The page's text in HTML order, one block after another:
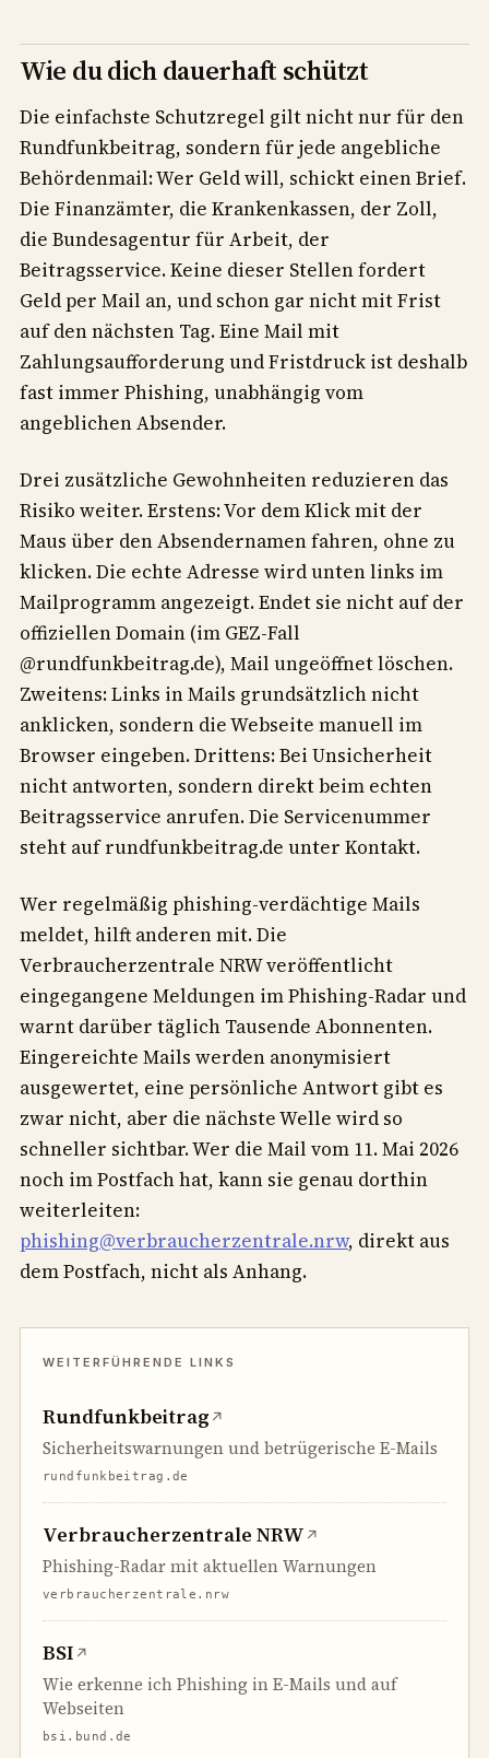
Wie du dich dauerhaft schützt
Die einfachste Schutzregel gilt nicht nur für den
Rundfunkbeitrag, sondern für jede angebliche
Behördenmail: Wer Geld will, schickt einen Brief.
Die Finanzämter, die Krankenkassen, der Zoll,
die Bundesagentur für Arbeit, der
Beitragsservice. Keine dieser Stellen fordert
Geld per Mail an, und schon gar nicht mit Frist
auf den nächsten Tag. Eine Mail mit
Zahlungsaufforderung und Fristdruck ist deshalb
fast immer Phishing, unabhängig vom
angeblichen Absender.
Drei zusätzliche Gewohnheiten reduzieren das
Risiko weiter. Erstens: Vor dem Klick mit der
Maus über den Absendernamen fahren, ohne zu
klicken. Die echte Adresse wird unten links im
Mailprogramm angezeigt. Endet sie nicht auf der
offiziellen Domain (im GEZ-Fall
@rundfunkbeitrag.de), Mail ungeöffnet löschen.
Zweitens: Links in Mails grundsätzlich nicht
anklicken, sondern die Webseite manuell im
Browser eingeben. Drittens: Bei Unsicherheit
nicht antworten, sondern direkt beim echten
Beitragsservice anrufen. Die Servicenummer
steht auf rundfunkbeitrag.de unter Kontakt.
Wer regelmäßig phishing-verdächtige Mails
meldet, hilft anderen mit. Die
Verbraucherzentrale NRW veröffentlicht
eingegangene Meldungen im Phishing-Radar und
warnt darüber täglich Tausende Abonnenten.
Eingereichte Mails werden anonymisiert
ausgewertet, eine persönliche Antwort gibt es
zwar nicht, aber die nächste Welle wird so
schneller sichtbar. Wer die Mail vom 11. Mai 2026
noch im Postfach hat, kann sie genau dorthin
weiterleiten:
phishing@verbraucherzentrale.nrw, direkt aus
dem Postfach, nicht als Anhang.
Rundfunkbeitrag ↗
Sicherheitswarnungen und betrügerische E-Mails
rundfunkbeitrag.de
Verbraucherzentrale NRW ↗
Phishing-Radar mit aktuellen Warnungen
verbraucherzentrale.nrw
BSI ↗
Wie erkenne ich Phishing in E-Mails und auf
Webseiten
bsi.bund.de